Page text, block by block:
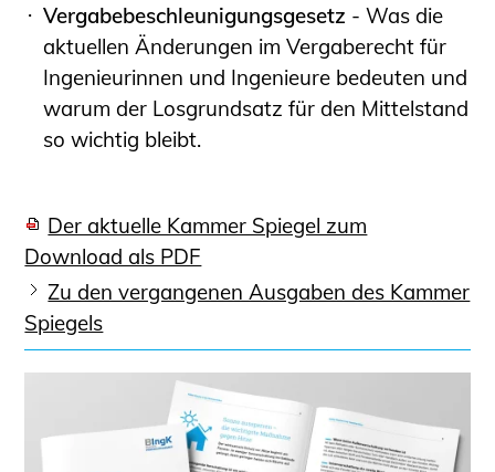
Kammer Newsletter
Presse
Kontakt und Anfahrt
Impressum
Ingenieurakademie West
Vergabebeschleunigungsgesetz - Was die
aktuellen Änderungen im Vergaberecht für
Ingenieurinnen und Ingenieure bedeuten und
warum der Losgrundsatz für den Mittelstand
so wichtig bleibt.
Der aktuelle Kammer Spiegel zum
Download als PDF
Zu den vergangenen Ausgaben des Kammer
Spiegels